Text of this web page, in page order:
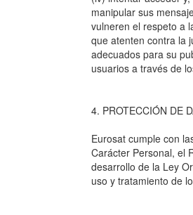
manipular sus
vulneren el respeto a
que atenten contra la
adecuados para su
usuarios a través de
4. PROTECCIÓN DE
Eurosat cumple con
Carácter Personal, el
desarrollo de la Ley
uso y tratamiento de